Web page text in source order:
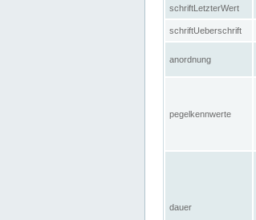
schriftLetzterWert
schriftUeberschrift
anordnung
pegelkennwerte
dauer